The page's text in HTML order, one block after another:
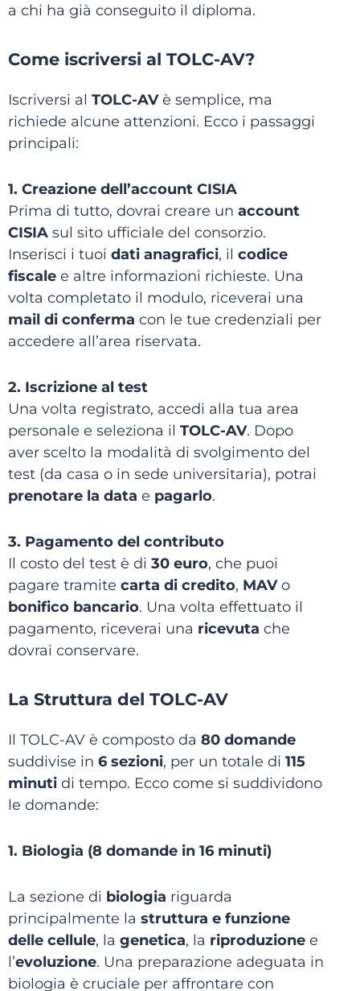
a chi ha già conseguito il diploma.
Come iscriversi al TOLC-AV?
Iscriversi al TOLC-AVè semplice, ma
richiede alcune attenzioni. Ecco i passaggi
principali:
1. Creazione dell’account CISIA
Prima di tutto, dovrai creare un account
CISIA sul sito ufficiale del consorzio.
Inserisci i tuoi dati anagrafici, il codice
fiscale e altre informazioni richieste. Una
volta completato il modulo, riceverai una
mail di conferma con le tue credenziali per
accedere all’area riservata.
2. Iscrizione al test
Una volta registrato, accedi alla tua area
personale e seleziona il TOLC-AV. Dopo
aver scelto la modalità di svolgimento del
test (da casa o in sede universitaria), potrai
prenotare la data e pagarlo.
3. Pagamento del contributo
Il costo del test è di 30 euro, che puoi
pagare tramite carta di credito, MAVo
bonifico bancario. Una volta effettuato il
pagamento, riceverai una ricevuta che
dovrai conservare.
La Struttura del TOLC-AV
Il TOLC-AV è composto da 80 domande
suddivise in 6 sezioni, per un totale di 115
minuti di tempo. Ecco come si suddividono
le domande:
1. Biologia (8 domande in 16 minuti)
La sezione di biologia riguarda
principalmente la struttura e funzione
delle cellule, la genetica, la riproduzione e
l’evoluzione. Una preparazione adeguata in
biologia è cruciale per affrontare con